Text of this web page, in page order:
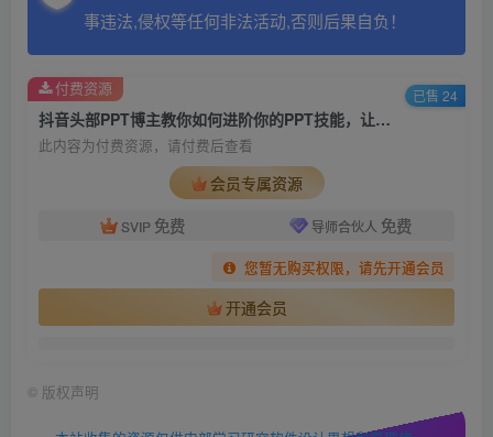
事违法,侵权等任何非法活动,否则后果自负！
抖音头部PPT博主教你如何进阶你的PPT技能，让你做得快，看得快，少改稿，高颜值
此内容为付费资源，请付费后查看
会员专属资源
SVIP 免费 导师合伙人 免费
您暂无购买权限，请先开通会员
开通会员
付费资源 已售 24
© 版权声明